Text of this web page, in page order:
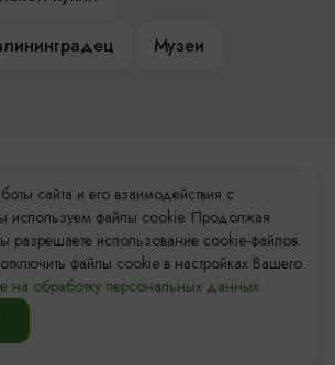
Музеи
центра
200
55-39
сайта и его взаимодействия с
используем файлы cookie. Продолжая
разрешаете использование cookie-файлов.
файлы cookie в настройках Вашего
на обработку персональных данных.